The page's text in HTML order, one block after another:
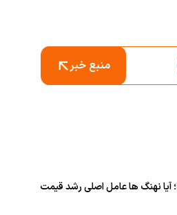
منبع خبر
جهش غیر منتظره PUMP؛ آیا نهنگ‌ ها عامل اصلی رشد قیمت